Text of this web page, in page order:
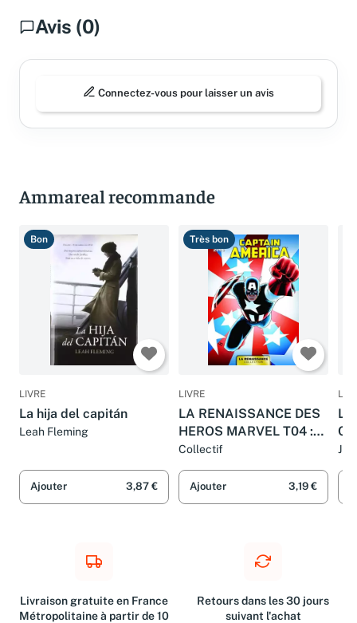
Avis (0)
Connectez-vous pour laisser un avis
Ammareal recommande
Bon
LIVRE
La hija del capitán
Leah Fleming
Ajouter 3,87 €
Très bon
LIVRE
LA RENAISSANCE DES
HEROS MARVEL T04 :
CAPTAIN AMERICA
Collectif
Ajouter 3,19 €
Livraison gratuite en France
Métropolitaine à partir de 10
Retours dans les 30 jours
suivant l'achat